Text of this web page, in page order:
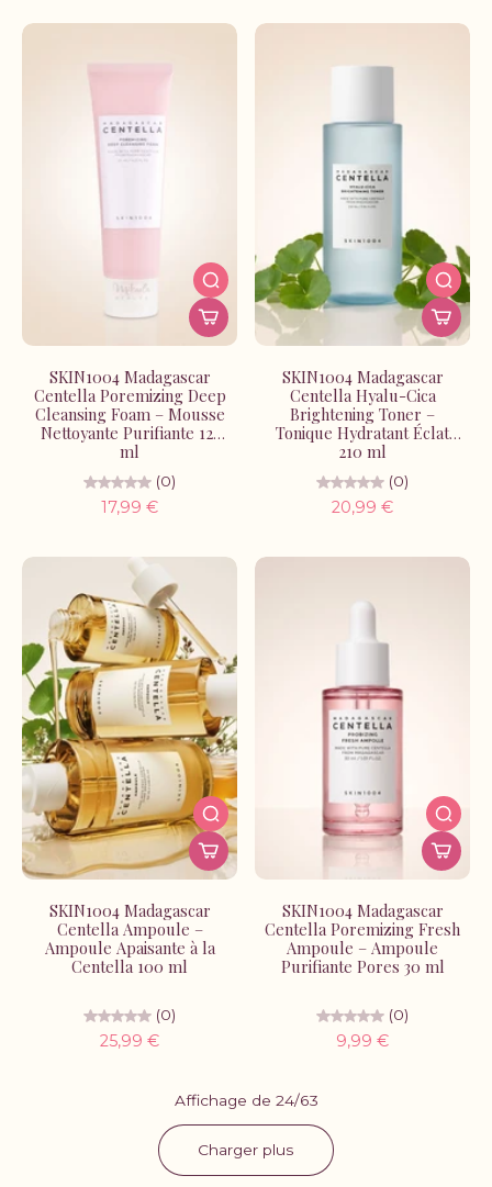
SKIN1004 Madagascar
Centella Poremizing Deep
Cleansing Foam – Mousse
Nettoyante Purifiante 125
ml
(0)
17,99 €
SKIN1004 Madagascar
Centella Hyalu-Cica
Brightening Toner –
Tonique Hydratant Éclat
210 ml
(0)
20,99 €
SKIN1004 Madagascar
Centella Ampoule –
Ampoule Apaisante à la
Centella 100 ml
(0)
25,99 €
SKIN1004 Madagascar
Centella Poremizing Fresh
Ampoule – Ampoule
Purifiante Pores 30 ml
(0)
9,99 €
Affichage de 24/63
Charger plus